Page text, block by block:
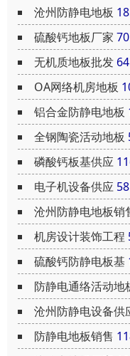
沧州防静电地板
硫酸钙地板厂家 70
无机质地板批发 64
OA网络机房地板
铝合金防静电地板
全钢陶瓷活动地板
磷酸钙板基供应
电子机设备供应 58
沧州防静电地板销
机房设计装饰工程
硫酸钙防静电板基
防静电通络活动地
沧州防静电设备供
防静电地板销售